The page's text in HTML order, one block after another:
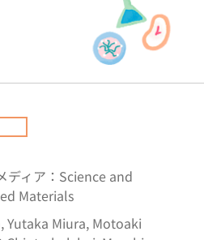
ディア：Science and
Materials
Yutaka Miura, Motoaki